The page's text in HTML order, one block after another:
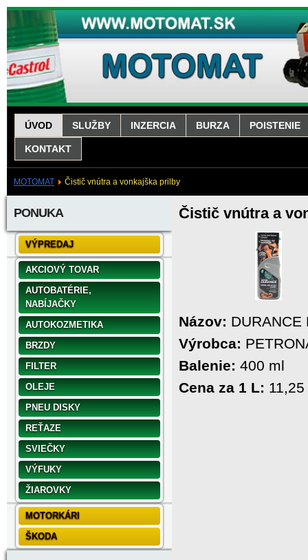
ÚVOD SLUŽBY INZERCIA BURZA POISTENIE
KONTAKT
MOTOMAT Čistič vnútra a vonkajška prilby
PONUKA
VÝPREDAJ
AKCIOVÝ TOVAR
AUTOBATÉRIE,
NABÍJAČKY
AUTOKOZMETIKA
BRZDY
FILTER
OLEJE
PNEU DISKY
REŤAZE
SVIEČKY
VÝFUKY
ŽIAROVKY
MOTORKÁRI
ŠKODA
Čistič vnútra a
Názov:
Výrobca:
Balenie: 400 ml
Cena za 1 L: 11,25